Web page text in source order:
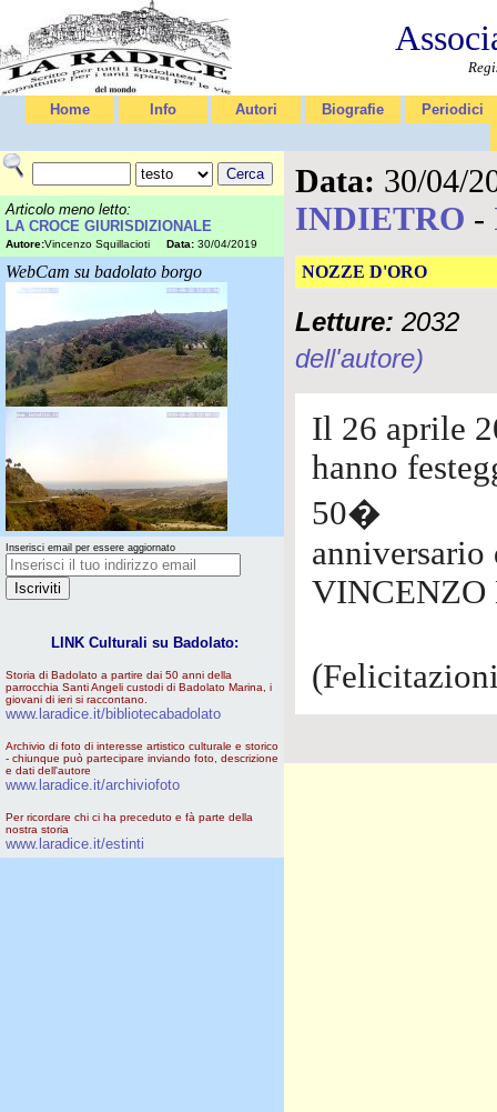
Home Info Autori Biografie Periodici
Articolo meno letto:
LA CROCE GIURISDIZIONALE
Autore:Vincenzo Squillacioti Data: 30/04/2019
WebCam su badolato borgo
Inserisci email per essere aggiornato
LINK Culturali su Badolato:
Storia di Badolato a partire dai 50 anni della
parrocchia Santi Angeli custodi di Badolato Marina, i
giovani di ieri si raccontano.
www.laradice.it/bibliotecabadolato
Archivio di foto di interesse artistico culturale e storico
- chiunque può partecipare inviando foto, descrizione
e dati dell'autore
www.laradice.it/archiviofoto
Per ricordare chi ci ha preceduto e fà parte della
nostra storia
www.laradice.it/estinti
Data: 30/04/
INDIETRO -
NOZZE D'ORO
Letture: 2032
dell'autore)
Il 26 aprile
hanno
50�
VINCENZO